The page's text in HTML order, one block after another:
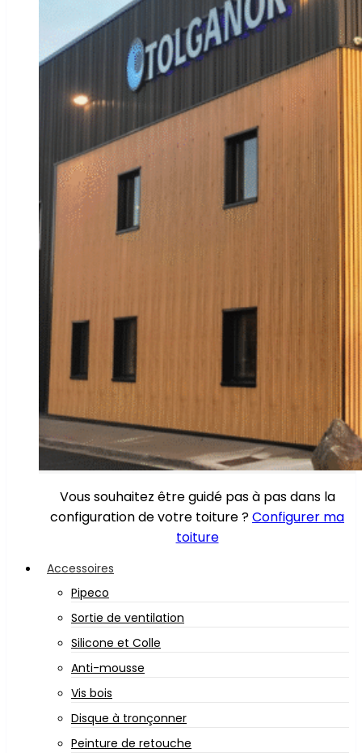
Vous souhaitez être guidé pas à pas dans la
configuration de votre toiture ?Configurer ma
toiture
Accessoires
Pipeco
Sortie de ventilation
Silicone et Colle
Anti-mousse
Vis bois
Disque à tronçonner
Peinture de retouche